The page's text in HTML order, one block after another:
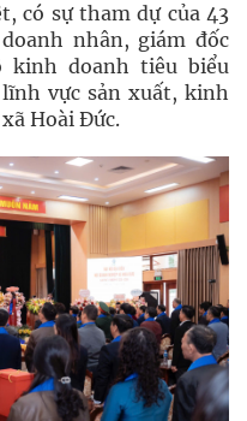
có sự tham dự của 43
nhân, giám đốc
kinh doanh tiêu biểu
vực sản xuất, kinh
Hoài Đức.